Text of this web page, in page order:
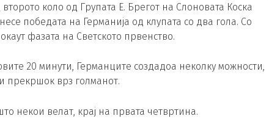
коло од Групата Е. Брегот на Слоновата Коска
победата на Германија од клупата со два гола. Со
фазата на Светското првенство.
20 минути, Германците создадоа неколку можности,
врз голманот.
некои велат, крај на првата четвртина.